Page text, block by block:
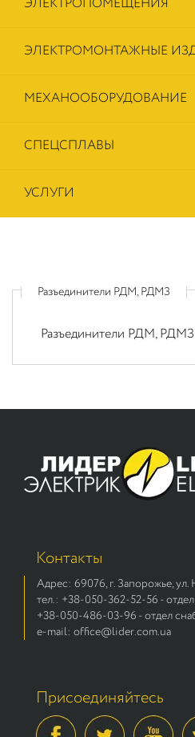
ЭЛЕКТРОМОНТАЖНЫЕ
МЕХАНООБОРУДОВАНИЕ
СПЕЦСПЛАВЫ
УСЛУГИ
Разъединители РДМ, РДМЗ
Разъединители РДМ, РДМЗ
Контакты
Адрес: 69076, г. Запорожье, ул.
тел.: +38-050-362-52-56 -
+38-050-486-03-96 - отдел
e-mail: office@lider.com.ua
Присоединяйтесь